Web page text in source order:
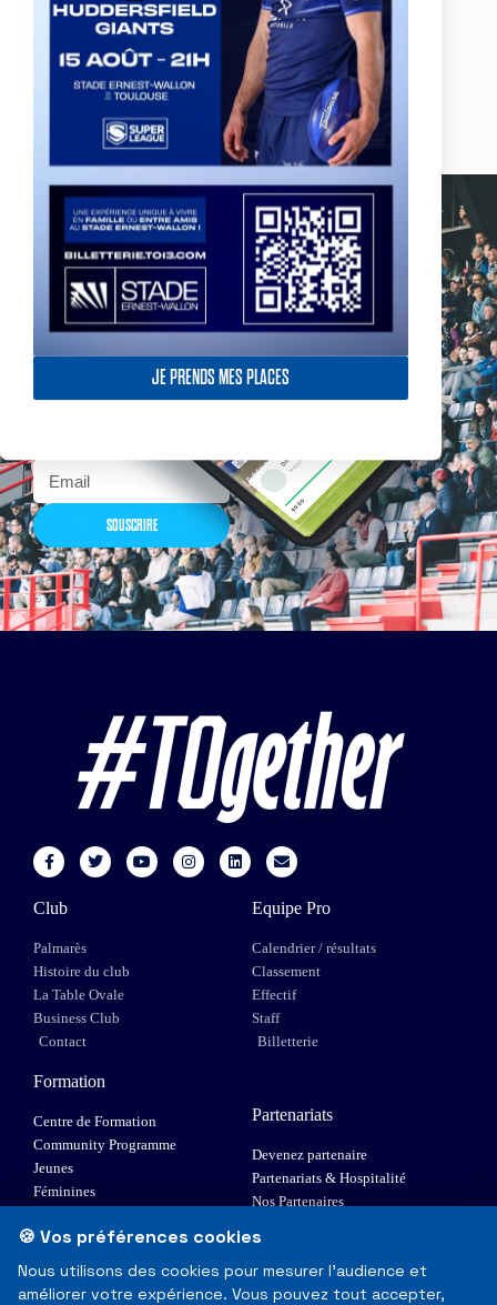
JE PRENDS MES PLACES
Actualités, nouveautés,
billetterie, remises
exceptionnelles dans la
SOUSCRIRE
Club
Palmarès
Histoire du club
La Table Ovale
Business Club
Contact
Equipe Pro
Calendrier / résultats
Classement
Effectif
Staff
Billetterie
Formation
Centre de Formation
Community Programme
Jeunes
Féminines
Elite 1
Partenariats
Devenez partenaire
Partenariats & Hospitalité
Nos Partenaires
🍪 Vos préférences cookies
Nous utilisons des cookies pour mesurer l'audience et
améliorer votre expérience. Vous pouvez tout accepter,